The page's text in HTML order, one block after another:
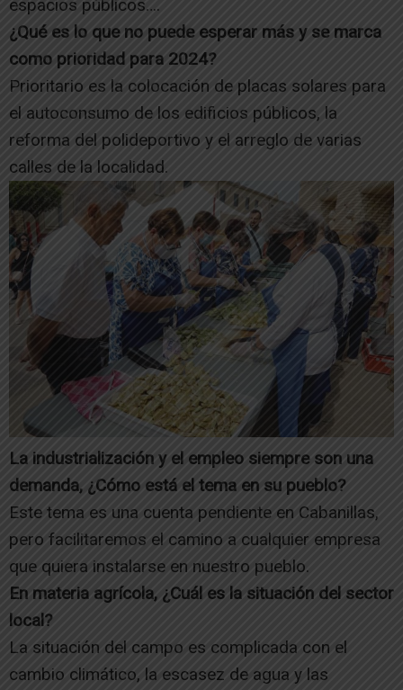
espacios públicos….
¿Qué es lo que no puede esperar más y se marca
como prioridad para 2024?
Prioritario es la colocación de placas solares para
el autoconsumo de los edificios públicos, la
reforma del polideportivo y el arreglo de varias
calles de la localidad.
La industrialización y el empleo siempre son una
demanda, ¿Cómo está el tema en su pueblo?
Este tema es una cuenta pendiente en Cabanillas,
pero facilitaremos el camino a cualquier empresa
que quiera instalarse en nuestro pueblo.
En materia agrícola, ¿Cuál es la situación del sector
local?
La situación del campo es complicada con el
cambio climático, la escasez de agua y las